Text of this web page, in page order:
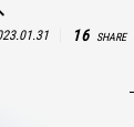
16 SHARE